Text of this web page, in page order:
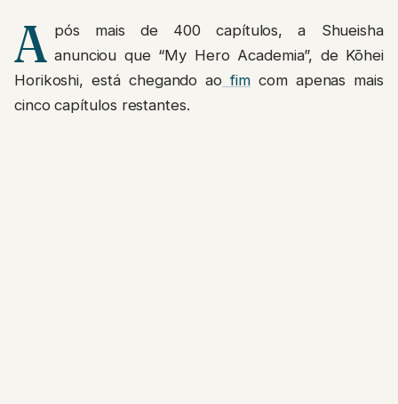
A pós mais de 400 capítulos, a Shueisha
anunciou que “My Hero Academia”, de Kōhei
Horikoshi, está chegando ao fimcom apenas mais
cinco capítulos restantes.